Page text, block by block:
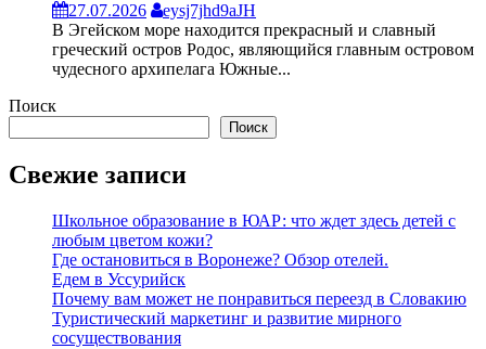
27.07.2026
eysj7jhd9aJH
В Эгейском море находится прекрасный и славный
греческий остров Родос, являющийся главным островом
чудесного архипелага Южные...
Поиск
Поиск
Свежие записи
Школьное образование в ЮАР: что ждет здесь детей с
любым цветом кожи?
Где остановиться в Воронеже? Обзор отелей.
Едем в Уссурийск
Почему вам может не понравиться переезд в Словакию
Туристический маркетинг и развитие мирного
сосуществования